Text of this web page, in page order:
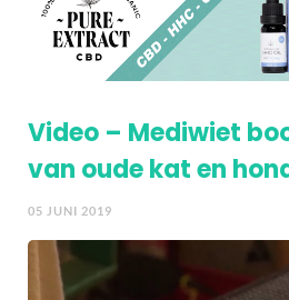
Video – Mediwiet
van oude kat en
05 JUNI 2019